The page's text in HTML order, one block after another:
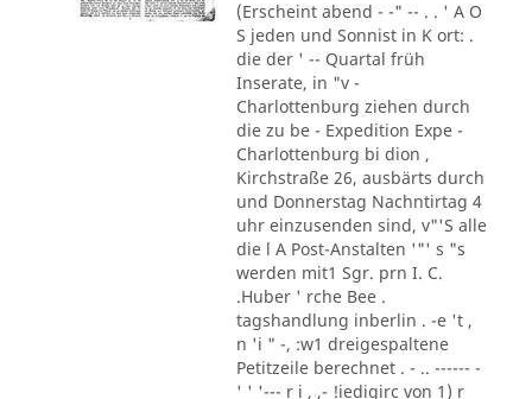
(Erscheint abend - -" -- . . ' A O
S jeden und Sonnist in K ort: .
die der ' -- Quartal früh
Inserate, in "v -
Charlottenburg ziehen durch
die zu be - Expedition Expe -
Charlottenburg bi dion ,
Kirchstraße 26, ausbärts durch
und Donnerstag Nachntirtag 4
uhr einzusenden sind, v"'S alle
die l A Post-Anstalten '"' s "s
werden mit1 Sgr. prn I. C.
.Huber ' rche Bee .
tagshandlung inberlin . -e 't ,
n 'i " -, :w1 dreigespaltene
Petitzeile berechnet . - .. ------ -
' ' '--- r i , ,- !iedigirc von 1) r